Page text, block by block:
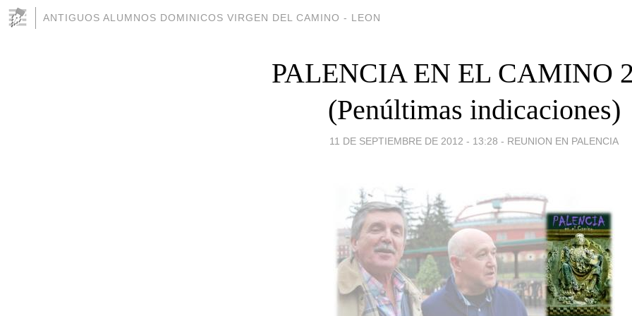
ANTIGUOS ALUMNOS DOMINICOS VIRGEN DEL CAMINO - LEON
PALENCIA EN EL CAMINO
(Penúltimas indicaciones)
11 DE SEPTIEMBRE DE 2012 - 13:28 - REUNION EN PALENCIA